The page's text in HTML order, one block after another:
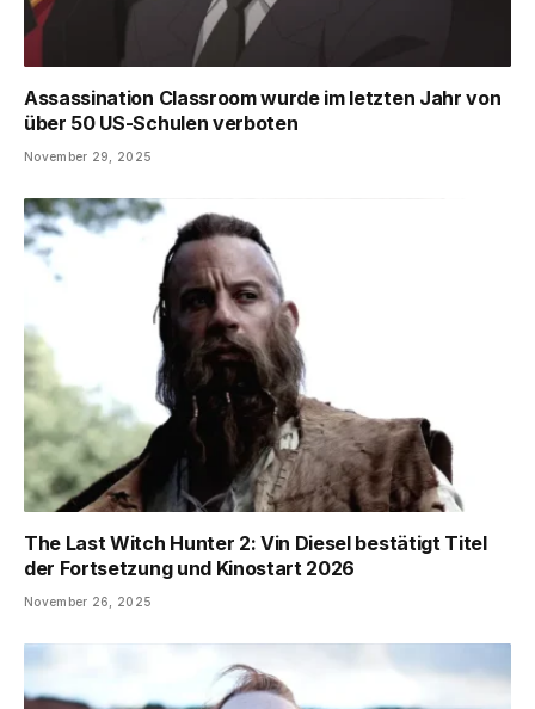
Assassination Classroom wurde im letzten Jahr von
über 50 US-Schulen verboten
November 29, 2025
The Last Witch Hunter 2: Vin Diesel bestätigt Titel
der Fortsetzung und Kinostart 2026
November 26, 2025